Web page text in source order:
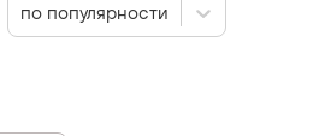
по популярности